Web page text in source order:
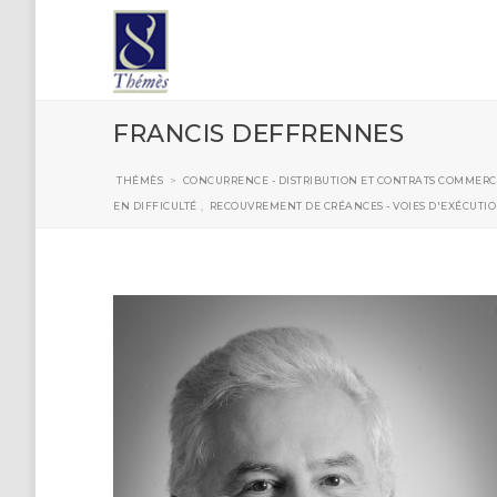
FRANCIS DEFFRENNES
THÉMÈS > CONCURRENCE - DISTRIBUTION ET CONTRATS
EN DIFFICULTÉ RECOUVREMENT DE CRÉANCES - VOIES